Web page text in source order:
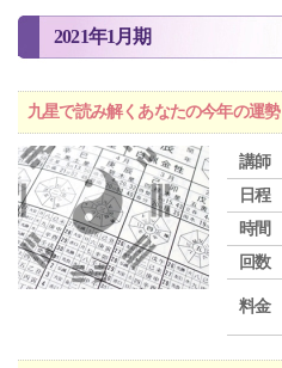
2021年1月期
九星で読み解くあなたの今年の運勢
講師
日程
時間
回数
料金